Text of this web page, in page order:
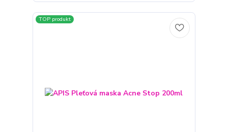
TOP produkt